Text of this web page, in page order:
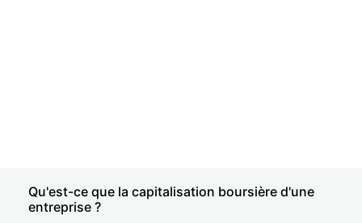
Qu'est-ce que la capitalisation boursière d'une
entreprise ?